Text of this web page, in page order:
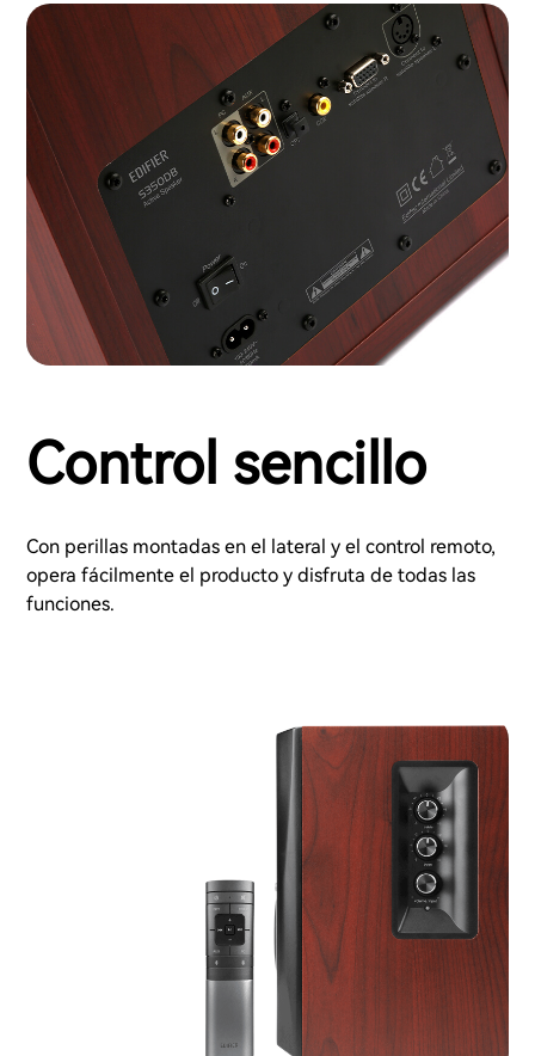
Control sencillo
Con perillas montadas en el lateral y el control remoto,
opera fácilmente el producto y disfruta de todas las
funciones.